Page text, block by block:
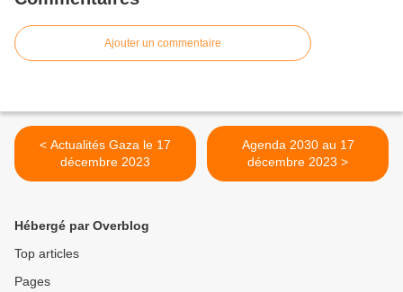
Ajouter un commentaire
< Actualités Gaza le 17
décembre 2023
Agenda 2030 au 17
décembre 2023 >
Hébergé par Overblog
Top articles
Pages